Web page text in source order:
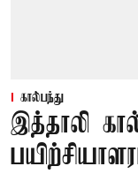
கால்பந்து
இத்தாலி